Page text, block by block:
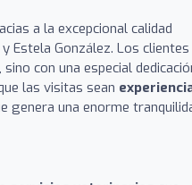
a la excepcional calidad
Estela González. Los clientes
con una especial
las visitas sean
genera una enorme